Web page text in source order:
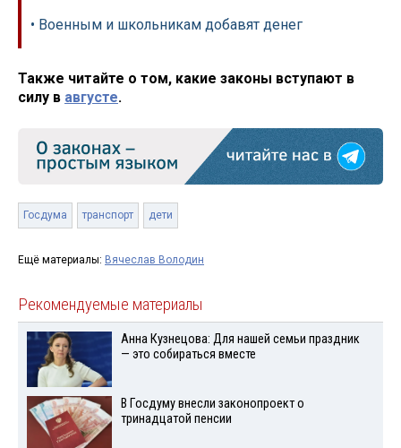
• Военным и школьникам добавят денег
Также читайте о том, какие законы вступают в
силу в августе.
Госдума транспорт дети
Ещё материалы: Вячеслав Володин
Рекомендуемые материалы
Анна Кузнецова: Для нашей семьи праздник
— это собираться вместе
В Госдуму внесли законопроект о
тринадцатой пенсии